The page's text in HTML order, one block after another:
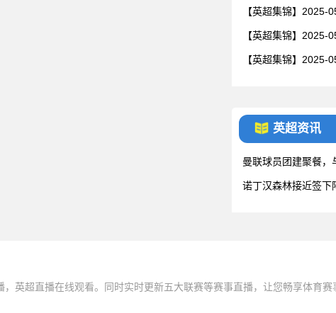
【英超集锦】2025-
【英超集锦】2025-
【英超集锦】2025-
英超资讯
曼联球员团建聚餐，
诺丁汉森林接近签下
英超直播在线观看。同时实时更新五大联赛等赛事直播，让您畅享体育赛